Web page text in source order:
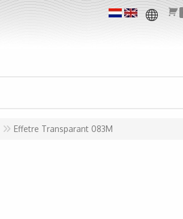
Effetre Transparant 083M